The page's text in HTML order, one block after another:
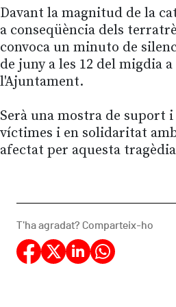
Davant la magnitud de la
a conseqüència dels
convoca un minuto de
de juny a les 12 del migdia a
l'Ajuntament.
Serà una mostra de suport i
víctimes i en solidaritat
afectat per aquesta
T'ha agradat? Comparteix-ho